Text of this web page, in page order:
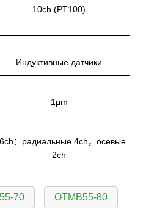
10ch (PT100)
Индуктивные датчики
1μm
6ch：радиальные 4ch，осевые
2ch
70 OTMB55-80